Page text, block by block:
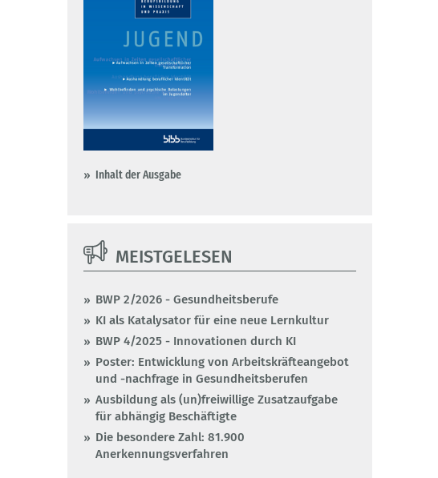
Inhalt der Ausgabe
MEISTGELESEN
BWP 2/2026 - Gesundheitsberufe
KI als Katalysator für eine neue Lernkultur
BWP 4/2025 - Innovationen durch KI
Poster: Entwicklung von Arbeitskräfteangebot
und -nachfrage in Gesundheitsberufen
Ausbildung als (un)freiwillige Zusatzaufgabe
für abhängig Beschäftigte
Die besondere Zahl: 81.900
Anerkennungsverfahren